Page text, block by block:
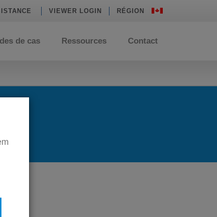
VIEWER LOGIN RÉGION
de cas Ressources Contact